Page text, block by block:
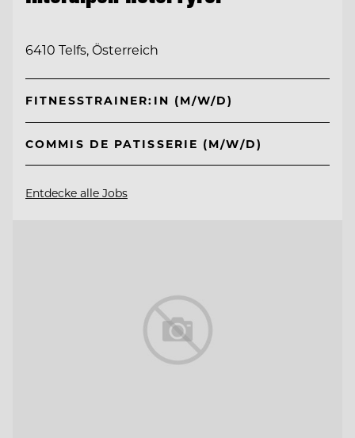
6410 Telfs, Österreich
FITNESSTRAINER:IN (M/W/D)
COMMIS DE PATISSERIE (M/W/D)
Entdecke alle Jobs